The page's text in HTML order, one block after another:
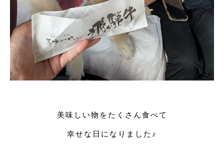
美味しい物をたくさん食べて
幸せな日になりました♪